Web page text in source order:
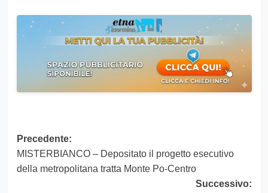
Navigazione
articolo
Precedente:
MISTERBIANCO – Depositato il progetto esecutivo
della metropolitana tratta Monte Po-Centro
Successivo: